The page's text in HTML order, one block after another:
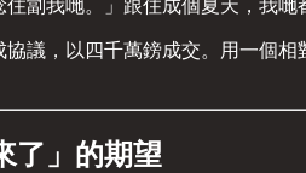
劏我哋。」跟住成個夏天，我
議，以四千萬鎊成交。用一個
了」的期望